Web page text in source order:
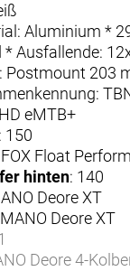
Aluminium *
* Ausfallende:
Postmount 203
eMTB+
: 150
FOX Float
hinten: 140
Deore XT
Deore XT
Deore 4-